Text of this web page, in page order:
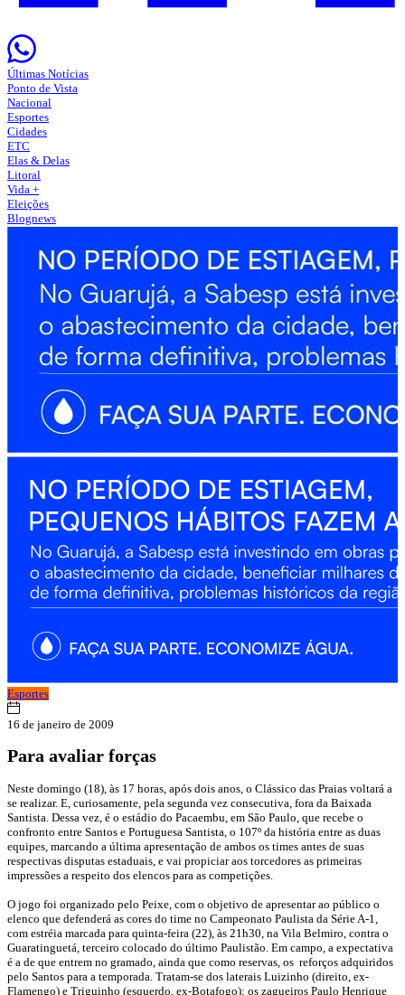
Últimas Notícias
Ponto de Vista
Nacional
Esportes
Cidades
ETC
Elas & Delas
Litoral
Vida +
Eleições
Blognews
Esportes
16 de janeiro de 2009
Para avaliar forças
Neste domingo (18), às 17 horas, após dois anos, o Clássico das Praias voltará a
se realizar. E, curiosamente, pela segunda vez consecutiva, fora da Baixada
Santista. Dessa vez, é o estádio do Pacaembu, em São Paulo, que recebe o
confronto entre Santos e Portuguesa Santista, o 107º da história entre as duas
equipes, marcando a última apresentação de ambos os times antes de suas
respectivas disputas estaduais, e vai propiciar aos torcedores as primeiras
impressões a respeito dos elencos para as competições.
O jogo foi organizado pelo Peixe, com o objetivo de apresentar ao público o
elenco que defenderá as cores do time no Campeonato Paulista da Série A-1,
com estréia marcada para quinta-feira (22), às 21h30, na Vila Belmiro, contra o
Guaratinguetá, terceiro colocado do último Paulistão. Em campo, a expectativa
é a de que entrem no gramado, ainda que como reservas, os reforços adquiridos
pelo Santos para a temporada. Tratam-se dos laterais Luizinho (direito, ex-
Flamengo) e Triguinho (esquerdo, ex-Botafogo); os zagueiros Paulo Henrique